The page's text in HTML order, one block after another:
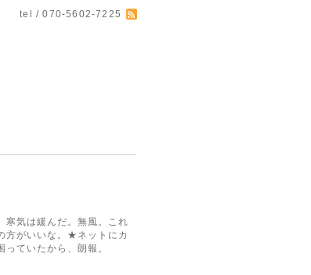
tel / 070-5602-7225
寒気は緩んだ。無風。これ
方がいいな。★ネットにカ
ていたから、朗報。